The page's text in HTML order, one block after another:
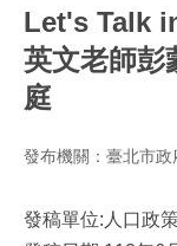
Let's Talk
英文老師彭
庭
發布機關：臺北市政
發稿單位:人口政